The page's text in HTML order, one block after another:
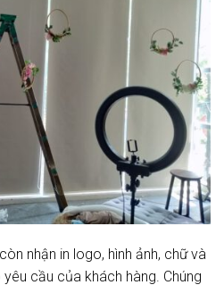
nhận in logo, hình ảnh, chữ và
cầu của khách hàng. Chúng